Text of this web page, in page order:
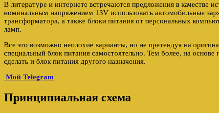
В литературе и интернете встречаются предложения в качестве
номинальным напряжением 13V использовать автомобильные
трансформатора, а также блоки питания от персональных
ламп.
Все это возможно неплохие варианты, но не претендуя на
специальный блок питания самостоятельно. Тем более, на
сделать и блок питания другого назначения.
Мой Telegram
Принципиальная схема